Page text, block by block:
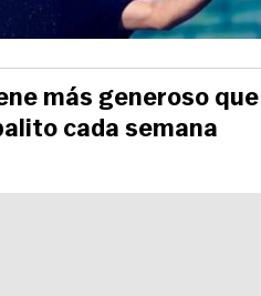
más generoso que
cada semana